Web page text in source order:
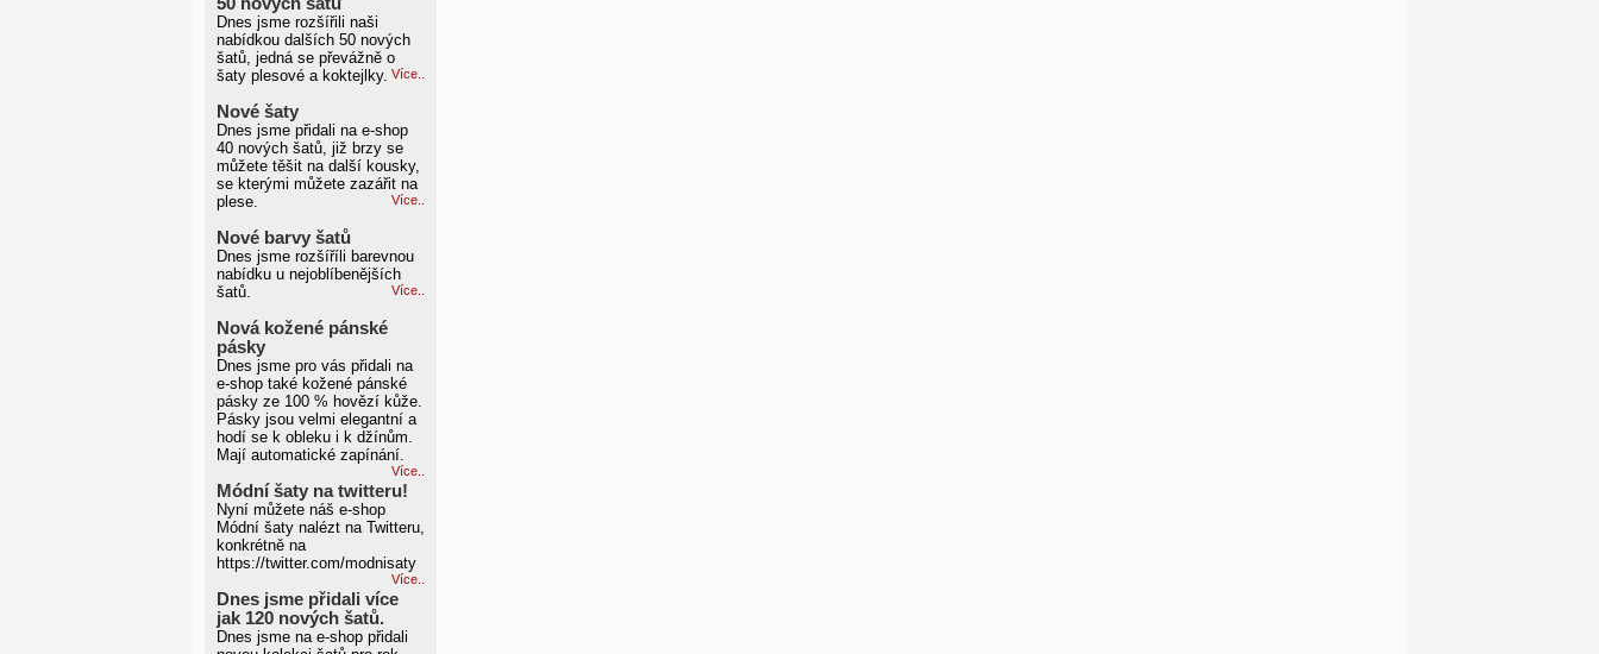
Dnes jsme rozšířili naši
nabídkou dalších 50 nových
šatů, jedná se převážně o
šaty plesové a koktejlky. Více..
Nové šaty
Dnes jsme přidali na e-shop
40 nových šatů, již brzy se
můžete těšit na další kousky,
se kterými můžete zazářit na
plese.
Více..
Nové barvy šatů
Dnes jsme rozšíříli barevnou
nabídku u nejoblíbenějších
šatů.
Více..
Nová kožené pánské
pásky
Dnes jsme pro vás přidali na
e-shop také kožené pánské
pásky ze 100 % hovězí kůže.
Pásky jsou velmi elegantní a
hodí se k obleku i k džínům.
Mají automatické zapínání.
Více..
Módní šaty na twitteru!
Nyní můžete náš e-shop
Módní šaty nalézt na Twitteru,
konkrétně na
https://twitter.com/modnisaty
Více..
Dnes jsme přidali více
jak 120 nových šatů.
Dnes jsme na e-shop přidali